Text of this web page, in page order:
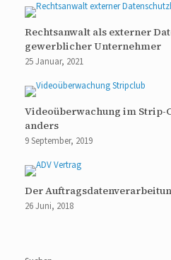
Rechtsanwalt als externer
gewerblicher Unternehmer
25 Januar, 2021
Videoüberwachung im Strip-
anders
9 September, 2019
Der
26 Juni, 2018